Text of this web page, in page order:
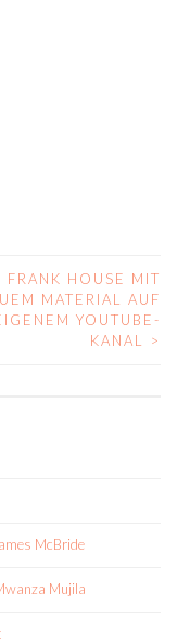
FRANK HOUSE MIT
MATERIAL AUF
YOUTUBE-
KANAL
>
McBride
Mujila